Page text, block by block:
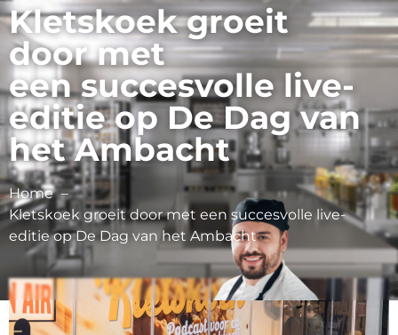
Kletskoek groeit
door met
een succesvolle live-
editie op De Dag van
het Ambacht
Home
Kletskoek groeit door met een succesvolle live-
editie op De Dag van het Ambacht